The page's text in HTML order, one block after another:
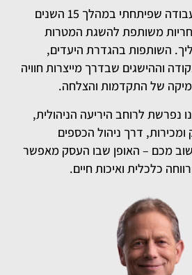
Ownership – מודל העבודה שפיתחתי במהלך 15 השנים
משותפת להשגת המטרות
השותפות בהגדרת היעדים,
וההישגים שבדרך מייצרות חוויה
של התקדמות והצלחה.
לרוחב היריעה הניהולית,
דרך ניהול הכספים
מכם – האופן שבו העסק מאפשר
כלכלית ואיכות חיים.